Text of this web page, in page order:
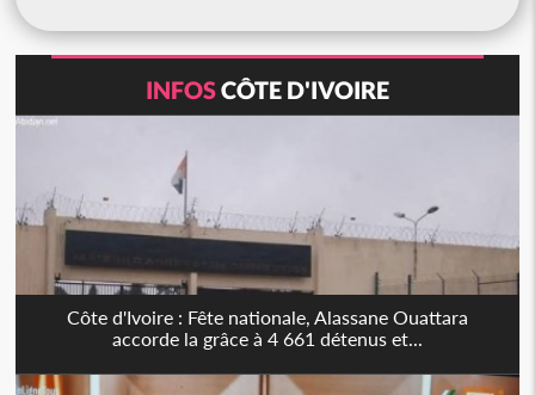
INFOSCÔTE D'IVOIRE
Côte d'Ivoire : Fête nationale, Alassane Ouattara
accorde la grâce à 4 661 détenus et...